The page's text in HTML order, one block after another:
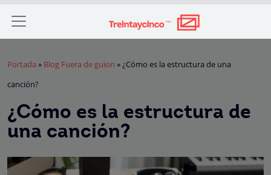
Portada » Blog Fuera de guion »¿Cómo es la estructura de una
canción?
¿Cómo es la estructura de
una canción?